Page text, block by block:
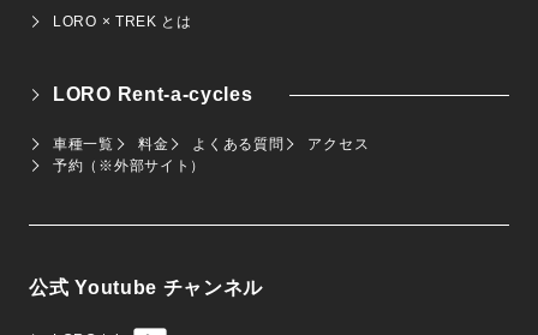
LORO × TREK とは
LORO Rent-a-cycles
車種一覧 料金 よくある質問
アクセス
予約（※外部サイト）
公式 Youtube チャンネル